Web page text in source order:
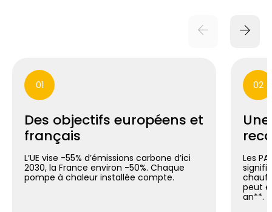
01
Des objectifs européens et
français
L’UE vise -55% d’émissions carbone d’ici
2030, la France environ -50%. Chaque
pompe à chaleur installée compte.
02
Les
peut
an**.